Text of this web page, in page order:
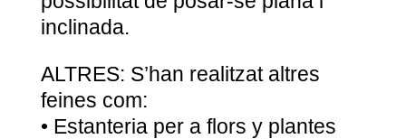
inclinada.
ALTRES: S’han realitzat altres
feines com:
• Estanteria per a flors y plantes